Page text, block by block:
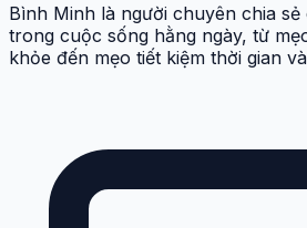
Bình Minh là người chuyên chia
trong cuộc sống hằng ngày, từ
khỏe đến mẹo tiết kiệm thời gian